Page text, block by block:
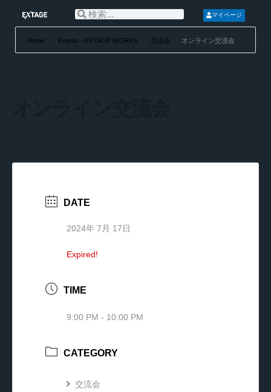
マイページ
Home Events - EXTAGE WORKS 交流会 オンライン交流会
DATE
2024年 7月 17日
Expired!
TIME
9:00 PM - 10:00 PM
CATEGORY
交流会